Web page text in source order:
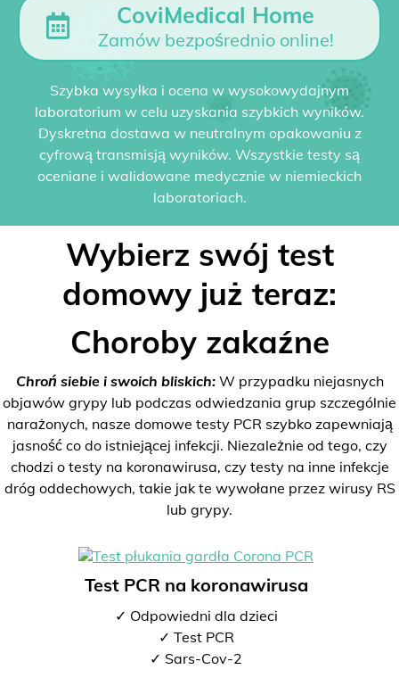
CoviMedical Home
Zamów bezpośrednio online!
Szybka wysyłka i ocena w wysokowydajnym
laboratorium w celu uzyskania szybkich wyników.
Dyskretna dostawa w neutralnym opakowaniu z
cyfrową transmisją wyników. Wszystkie testy są
oceniane i walidowane medycznie w niemieckich
laboratoriach.
Wybierz swój test
domowy już teraz:
Choroby zakaźne
Chroń siebie i swoich bliskich:W przypadku niejasnych
objawów grypy lub podczas odwiedzania grup szczególnie
narażonych, nasze domowe testy PCR szybko zapewniają
jasność co do istniejącej infekcji. Niezależnie od tego, czy
chodzi o testy na koronawirusa, czy testy na inne infekcje
dróg oddechowych, takie jak te wywołane przez wirusy RS
lub grypy.
Test PCR na koronawirusa
✓ Odpowiedni dla dzieci
✓ Test PCR
✓ Sars-Cov-2